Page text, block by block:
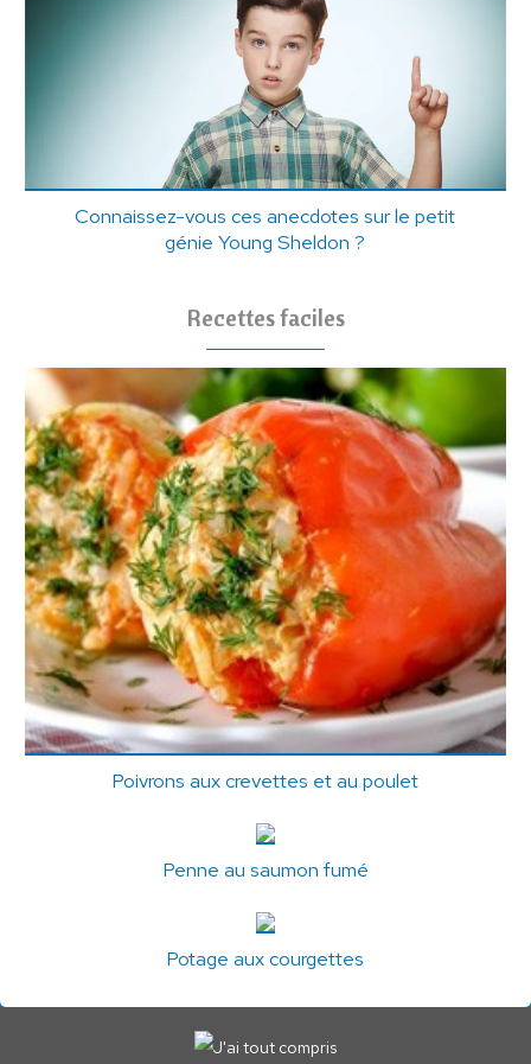
Connaissez-vous ces anecdotes sur le petit
génie Young Sheldon ?
Recettes faciles
Poivrons aux crevettes et au poulet
Penne au saumon fumé
Potage aux courgettes